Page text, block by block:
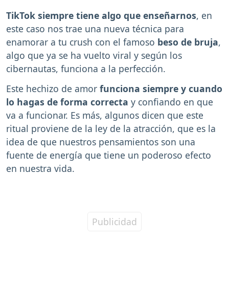
TikTok siempre tiene algo que enseñarnos, en
este caso nos trae una nueva técnica para
enamorar a tu crush con el famoso beso de bruja,
algo que ya se ha vuelto viral y según los
cibernautas, funciona a la perfección.
Este hechizo de amor funciona siempre y cuando
lo hagas de forma correcta y confiando en que
va a funcionar. Es más, algunos dicen que este
ritual proviene de la ley de la atracción, que es la
idea de que nuestros pensamientos son una
fuente de energía que tiene un poderoso efecto
en nuestra vida.